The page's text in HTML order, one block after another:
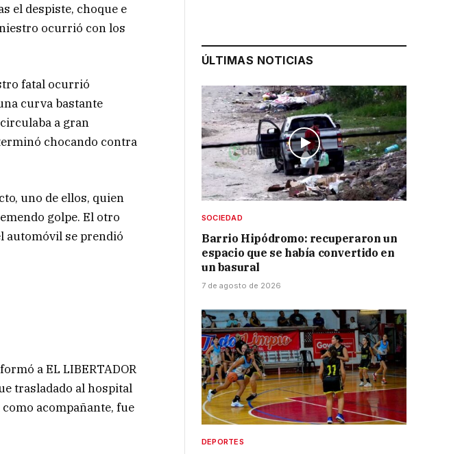
el despiste, choque e
ocurrió con los
fatal ocurrió
curva bastante
a gran
chocando contra
uno de ellos, quien
golpe. El otro
automóvil se prendió
a EL LIBERTADOR
trasladado al hospital
acompañante, fue
ÚLTIMAS NOTICIAS
SOCIEDAD
Barrio Hipódromo: recuperaron un
espacio que se había convertido en
un basural
7 de agosto de 2026
DEPORTES